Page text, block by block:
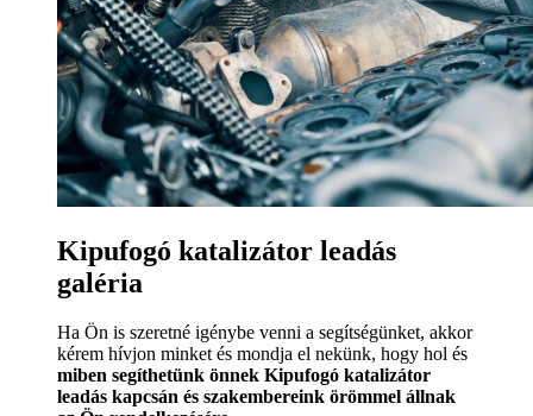
Kipufogó katalizátor leadás
galéria
Ha Ön is szeretné igénybe venni a segítségünket, akkor
kérem hívjon minket és mondja el nekünk, hogy hol és
miben segíthetünk önnek Kipufogó katalizátor
leadás kapcsán és szakembereink örömmel állnak